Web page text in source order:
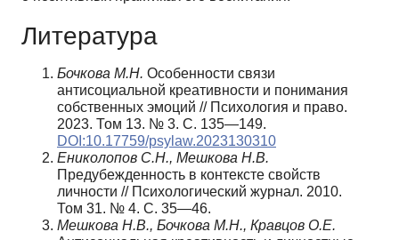
Литература
Бочкова М.Н. Особенности связи
антисоциальной креативности и понимания
собственных эмоций // Психология и право.
2023. Том 13. № 3. C. 135—149.
DOI:10.17759/psylaw.2023130310
Ениколопов С.Н., Мешкова Н.В.
Предубежденность в контексте свойств
личности // Психологический журнал. 2010.
Том 31. № 4. С. 35—46.
Мешкова Н.В., Бочкова М.Н., Кравцов О.Е.